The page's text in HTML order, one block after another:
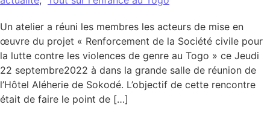
Un atelier a réuni les membres les acteurs de mise en
œuvre du projet « Renforcement de la Société civile pour
la lutte contre les violences de genre au Togo » ce Jeudi
22 septembre2022 à dans la grande salle de réunion de
l’Hôtel Aléherie de Sokodé. L’objectif de cette rencontre
était de faire le point de […]